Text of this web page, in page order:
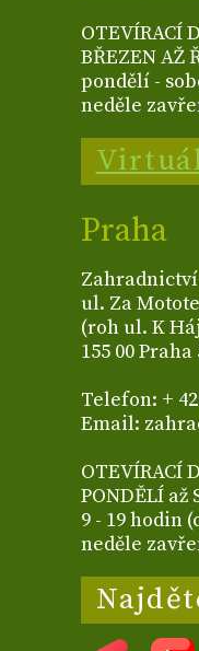
OTEVÍRACÍ
BŘEZEN AŽ
pondělí -
neděle
Praha
Zahradnictví
ul. Za
(roh ul. K
155 00
Telefon: +
Email:
OTEVÍRACÍ
PONDĚLÍ až
9 - 19 hodin
neděle